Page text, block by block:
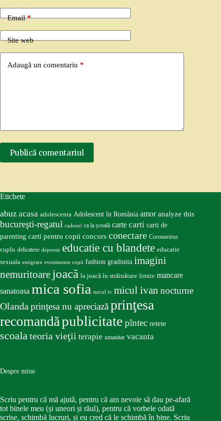
Email*
Site web
Adaugă un comentariu *
Publică comentariul
Etichete
abuz acasa adolescenta Adolescent în România amor analyze this
bucureşti-regatul cadouri ca la școală carte carti carti de
parenting carti pentru copii concurs conectare Coronavirus
cuplu delicatese depresie educatie cu blandete educatie
sexuala emigrare evenimente copii fashion gradinita imagini
nemuritoare joacă la joacă în străinătate limite mancare
sanatoasa mica sofia micul iv micul ivan nocturne
Olandaprinţesa nu apreciazăprinţesa
recomandăpublicitate pîntec retete
scoalateoria vieţii terapie umanitar vacanta
Despre mine
Scriu pentru că mă ajută, pentru că am nevoie să dau pe-afară
tot binele meu (și uneori și răul), pentru că vorbele odată
scrise, schimbă lucruri, și eu cred că le schimbă în bine. Scriu